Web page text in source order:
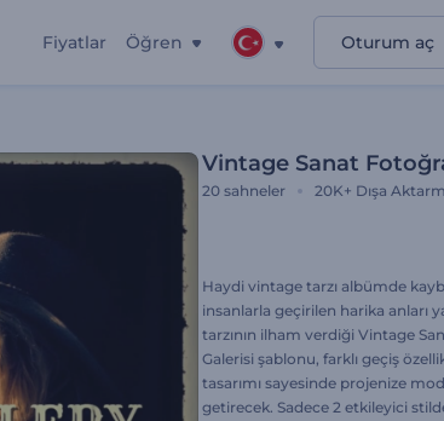
Fiyatlar Öğren Oturum aç
Vintage Sanat
20 sahneler 20K+ Dışa
Haydi vintage tarzı albümde
insanlarla geçirilen harika anları
tarzının ilham verdiği Vintage
Galerisi şablonu, farklı geçiş
tasarımı sayesinde projenize
getirecek. Sadece 2 etkileyici